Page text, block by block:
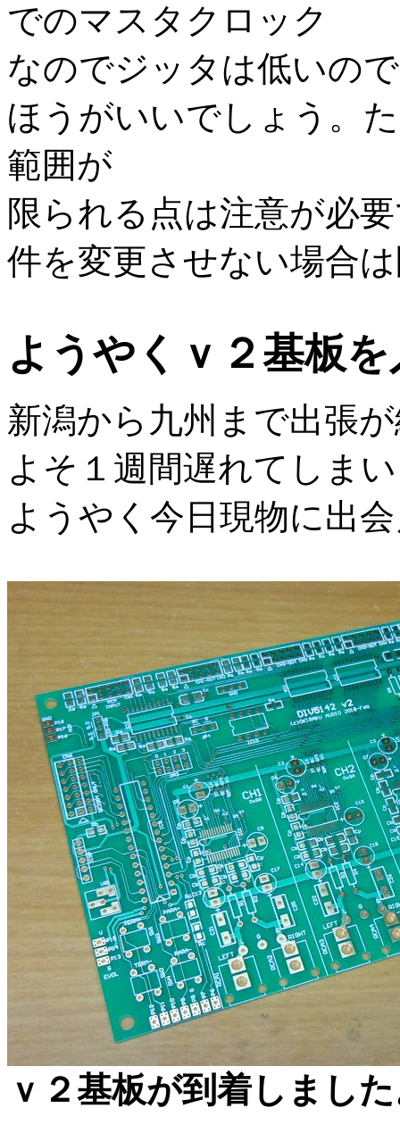
でのマスタクロック
なのでジッタは低いの
ほうがいいでしょう。
範囲が
限られる点は注意が必
件を変更させない場合
ようやくｖ２基板
新潟から九州まで出張
よそ１週間遅れてしま
ようやく今日現物に出
ｖ２基板が到着しまし